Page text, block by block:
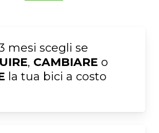
mesi scegli se
, CAMBIARE o
la tua bici a costo